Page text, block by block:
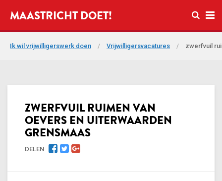
Open
MAASTRICHT DOET!
Ik wil vrijwilligerswerk doen / Vrijwilligersvacatures / zwerfvuil
ZWERFVUIL RUIMEN VAN
OEVERS EN UITERWAARDEN
GRENSMAAS
DELEN